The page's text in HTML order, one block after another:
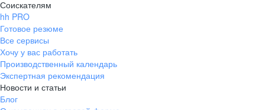
Соискателям
hh PRO
Готовое резюме
Все сервисы
Хочу у вас работать
Производственный календарь
Экспертная рекомендация
Новости и статьи
Блог